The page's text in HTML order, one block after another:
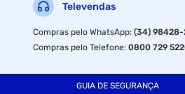
Televendas
Compras pelo WhatsApp:(34) 98428-
Compras pelo Telefone:0800 729
GUIA DE SEGURANÇA